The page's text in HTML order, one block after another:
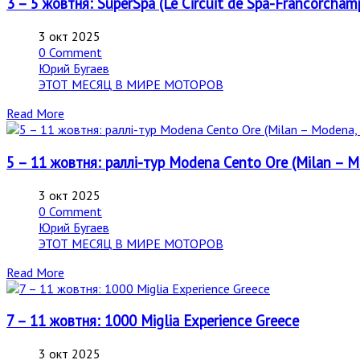
3 окт 2025
0 Comment
Юрий Бугаев
ЭТОТ МЕСЯЦ В МИРЕ МОТОРОВ
Read More
5 – 11 жовтня: раллі-тур Modena Cento Ore (Milan –
3 окт 2025
0 Comment
Юрий Бугаев
ЭТОТ МЕСЯЦ В МИРЕ МОТОРОВ
Read More
7 – 11 жовтня: 1000 Miglia Experience Greece
3 окт 2025